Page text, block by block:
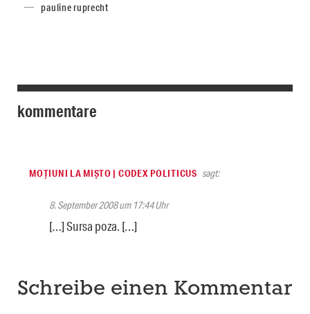
pauline ruprecht
kommentare
MOȚIUNI LA MIȘTO | CODEX POLITICUS sagt:
8. September 2008 um 17:44 Uhr
[…] Sursa poza. […]
Schreibe einen Kommentar